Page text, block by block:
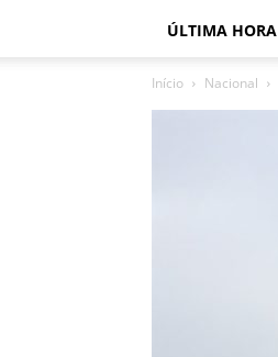
ÚLTIMA HORA
Início Nacional